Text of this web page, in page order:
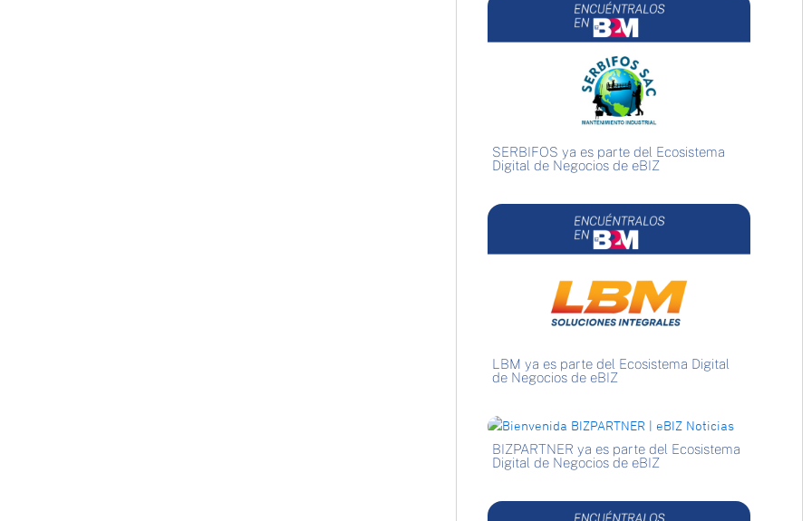
SERBIFOS ya es parte del Ecosistema
Digital de Negocios de eBIZ
LBM ya es parte del Ecosistema Digital
de Negocios de eBIZ
BIZPARTNER ya es parte del Ecosistema
Digital de Negocios de eBIZ